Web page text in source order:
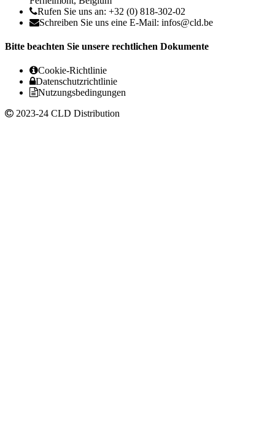
Rufen Sie uns an: +32 (0) 818-302-02
Schreiben Sie uns eine E-Mail: infos@cld.be
Bitte beachten Sie unsere rechtlichen Dokumente
Cookie-Richtlinie
Datenschutzrichtlinie
Nutzungsbedingungen
2023-24 CLD Distribution